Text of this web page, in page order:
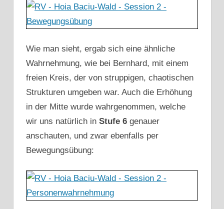
Wie man sieht, ergab sich eine ähnliche
Wahrnehmung, wie bei Bernhard, mit einem
freien Kreis, der von struppigen, chaotischen
Strukturen umgeben war. Auch die Erhöhung
in der Mitte wurde wahrgenommen, welche
wir uns natürlich in Stufe 6 genauer
anschauten, und zwar ebenfalls per
Bewegungsübung: